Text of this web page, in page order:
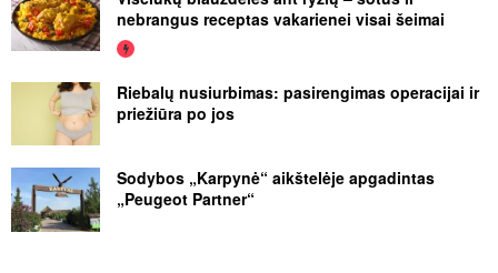
nebrangus receptas vakarienei visai šeimai
Riebalų nusiurbimas: pasirengimas operacijai ir
priežiūra po jos
Sodybos „Karpynė“ aikštelėje apgadintas
„Peugeot Partner“